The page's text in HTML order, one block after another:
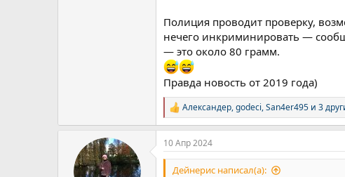
Полиция проводит проверку,
нечего инкриминировать —
— это около 80 грамм.
Правда новость от 2019 года)
Р
е
а
к
ц
Александер,godeci,San4er495 и 3
10 Апр 2024
Дейнерис написал(а):